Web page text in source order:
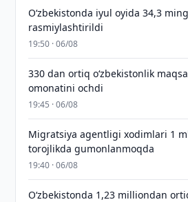
O‘zbekistonda iyul oyida 34,3
rasmiylashtirildi
19:50 · 06/08
330 dan ortiq o‘zbekistonlik
omonatini ochdi
19:45 · 06/08
Migratsiya agentligi xodimlari 1
torojlikda gumonlanmoqda
19:40 · 06/08
O‘zbekistonda 1,23 milliondan